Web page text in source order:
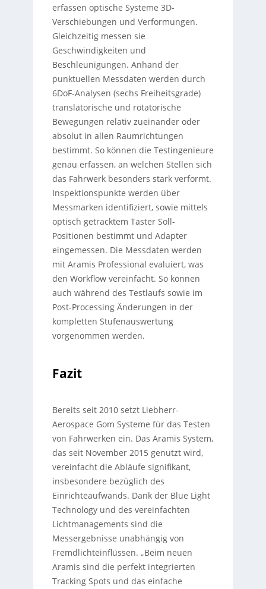
erfassen optische Systeme 3D-
Verschiebungen und Verformungen.
Gleichzeitig messen sie
Geschwindigkeiten und
Beschleunigungen. Anhand der
punktuellen Messdaten werden durch
6DoF-Analysen (sechs Freiheitsgrade)
translatorische und rotatorische
Bewegungen relativ zueinander oder
absolut in allen Raumrichtungen
bestimmt. So können die Testingenieure
genau erfassen, an welchen Stellen sich
das Fahrwerk besonders stark verformt.
Inspektionspunkte werden über
Messmarken identifiziert, sowie mittels
optisch getracktem Taster Soll-
Positionen bestimmt und Adapter
eingemessen. Die Messdaten werden
mit Aramis Professional evaluiert, was
den Workflow vereinfacht. So können
auch während des Testlaufs sowie im
Post-Processing Änderungen in der
kompletten Stufenauswertung
vorgenommen werden.
Fazit
Bereits seit 2010 setzt Liebherr-
Aerospace Gom Systeme für das Testen
von Fahrwerken ein. Das Aramis System,
das seit November 2015 genutzt wird,
vereinfacht die Abläufe signifikant,
insbesondere bezüglich des
Einrichteaufwands. Dank der Blue Light
Technology und des vereinfachten
Lichtmanagements sind die
Messergebnisse unabhängig von
Fremdlichteinflüssen. „Beim neuen
Aramis sind die perfekt integrierten
Tracking Spots und das einfache